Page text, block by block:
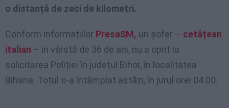
o distanță de zeci de kilometri.
Conform informațiilor PresaSM, un șofer – cetățean
italian – în vârstă de 36 de ani, nu a oprit la
solicitarea Poliției în județul Bihor, în localitatea
Biharia. Totul s-a întâmplat astăzi, în jurul orei 04.00.